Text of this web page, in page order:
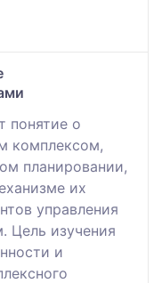
понятие о
комплексом,
планировании,
их
управления
Цель изучения
и